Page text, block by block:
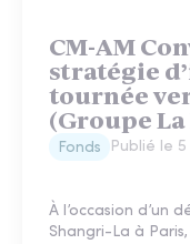
CM-AM
stratégie
tournée
(Groupe
Fonds Publié le
À l’occasion d’un
Shangri-La à